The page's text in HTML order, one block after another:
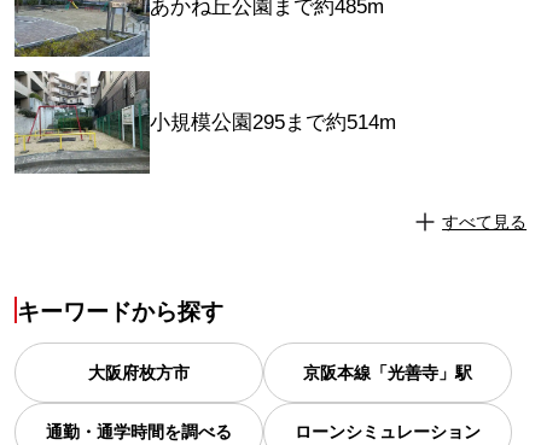
あかね丘公園まで約485m
小規模公園295まで約514m
すべて見る
キーワードから探す
大阪府枚方市 京阪本線「光善寺」駅
通勤・通学時間を調べる ローンシミュレーション